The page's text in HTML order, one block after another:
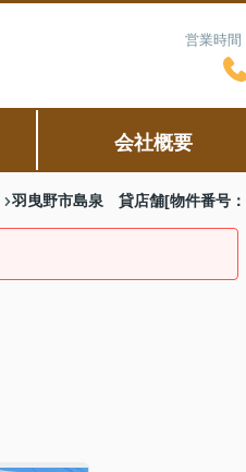
営業時
会社概要
羽曳野市島泉 貸店舗[物件番号